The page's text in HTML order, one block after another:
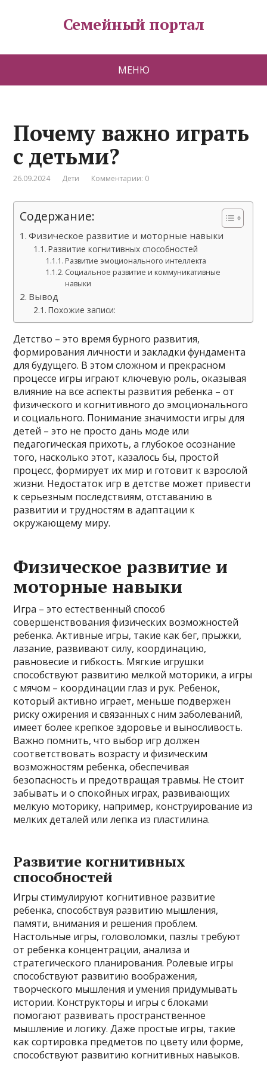
Семейный портал
МЕНЮ
Почему важно играть
с детьми?
26.09.2024 Дети Комментарии: 0
Содержание:
Физическое развитие и моторные навыки
Развитие когнитивных способностей
Развитие эмоционального интеллекта
Социальное развитие и коммуникативные
навыки
Вывод
Похожие записи:
Детство – это время бурного развития,
формирования личности и закладки фундамента
для будущего. В этом сложном и прекрасном
процессе игры играют ключевую роль, оказывая
влияние на все аспекты развития ребенка – от
физического и когнитивного до эмоционального
и социального. Понимание значимости игры для
детей – это не просто дань моде или
педагогическая прихоть, а глубокое осознание
того, насколько этот, казалось бы, простой
процесс, формирует их мир и готовит к взрослой
жизни. Недостаток игр в детстве может привести
к серьезным последствиям, отставанию в
развитии и трудностям в адаптации к
окружающему миру.
Физическое развитие и
моторные навыки
Игра – это естественный способ
совершенствования физических возможностей
ребенка. Активные игры, такие как бег, прыжки,
лазание, развивают силу, координацию,
равновесие и гибкость. Мягкие игрушки
способствуют развитию мелкой моторики, а игры
с мячом – координации глаз и рук. Ребенок,
который активно играет, меньше подвержен
риску ожирения и связанных с ним заболеваний,
имеет более крепкое здоровье и выносливость.
Важно помнить, что выбор игр должен
соответствовать возрасту и физическим
возможностям ребенка, обеспечивая
безопасность и предотвращая травмы. Не стоит
забывать и о спокойных играх, развивающих
мелкую моторику, например, конструирование из
мелких деталей или лепка из пластилина.
Развитие когнитивных
способностей
Игры стимулируют когнитивное развитие
ребенка, способствуя развитию мышления,
памяти, внимания и решения проблем.
Настольные игры, головоломки, пазлы требуют
от ребенка концентрации, анализа и
стратегического планирования. Ролевые игры
способствуют развитию воображения,
творческого мышления и умения придумывать
истории. Конструкторы и игры с блоками
помогают развивать пространственное
мышление и логику. Даже простые игры, такие
как сортировка предметов по цвету или форме,
способствуют развитию когнитивных навыков.